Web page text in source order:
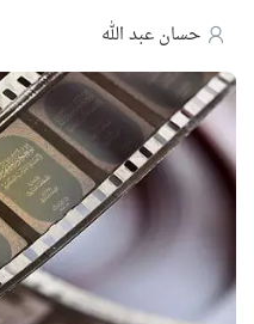
حسان عبد الله